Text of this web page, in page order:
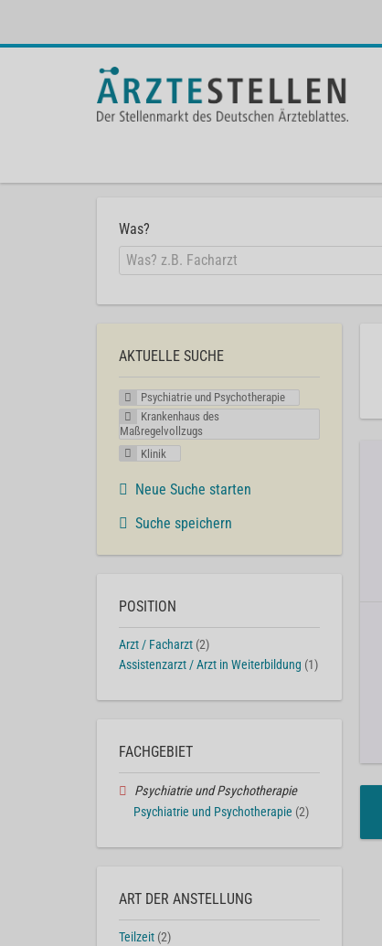
Was?
AKTUELLE SUCHE
Psychiatrie und Psychotherapie
Krankenhaus des
Maßregelvollzugs
Klinik
Neue Suche starten
Suche speichern
POSITION
Arzt / Facharzt (2)
Assistenzarzt / Arzt in Weiterbildung (1)
FACHGEBIET
Psychiatrie und Psychotherapie
Psychiatrie und Psychotherapie (2)
ART DER ANSTELLUNG
Teilzeit (2)